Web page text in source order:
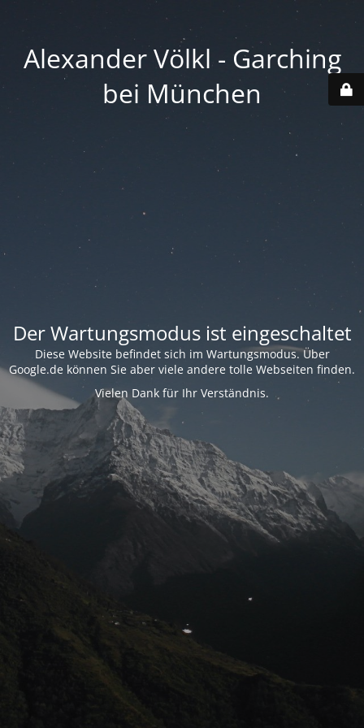
Alexander Völkl - Garching
bei München
Der Wartungsmodus ist eingeschaltet
Diese Website befindet sich im Wartungsmodus. Über
Google.de können Sie aber viele andere tolle Webseiten finden.
Vielen Dank für Ihr Verständnis.